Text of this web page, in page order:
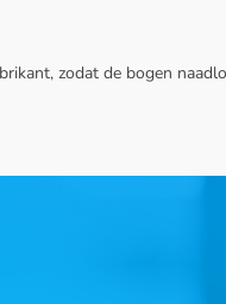
zodat de bogen